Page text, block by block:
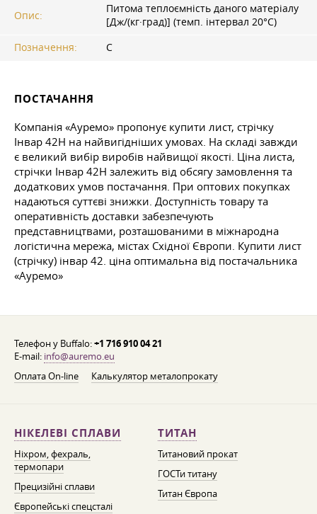
Опис:
Питома теплоємність даного матеріалу
[Дж/(кг·град)] (темп. інтервал 20°С)
Позначення:
C
ПОСТАЧАННЯ
Компанія «Ауремо» пропонує купити лист, стрічку
Інвар 42Н на найвигідніших умовах. На складі завжди
є великий вибір виробів найвищої якості. Ціна листа,
стрічки Інвар 42Н залежить від обсягу замовлення та
додаткових умов постачання. При оптових покупках
надаються суттєві знижки. Доступність товару та
оперативність доставки забезпечують
представництвами, розташованими в міжнародна
логістична мережа, містах Східної Європи. Купити лист
(стрічку) інвар 42. ціна оптимальна від постачальника
«Ауремо»
Телефон у Buffalo:+1 716 910 04 21
E-mail: info@auremo.eu
Оплата On-line
Калькулятор металопрокату
НІКЕЛЕВІ СПЛАВИ
Ніхром, фехраль,
термопари
Прецизійні сплави
Європейські спецсталі
ТИТАН
Титановий прокат
ГОСТи титану
Титан Європа